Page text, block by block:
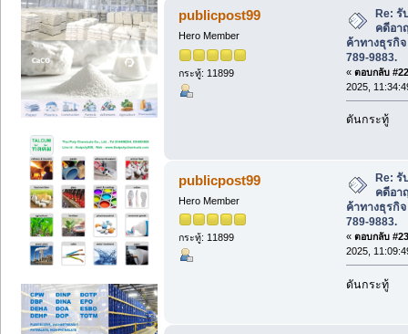
publicpost99
Hero Member
กระทู้: 11899
Re: รั
คดีอา
ค้าทางธุรกิ
789-9883.
« ตอบกลับ
2025,
ดันกระทู้
publicpost99
Hero Member
กระทู้: 11899
Re: รั
คดีอา
ค้าทางธุรกิ
789-9883.
« ตอบกลับ
2025,
ดันกระทู้